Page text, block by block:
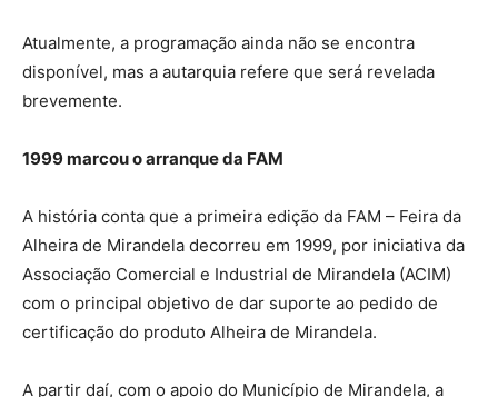
Atualmente, a programação ainda não se encontra
disponível, mas a autarquia refere que será revelada
brevemente.
1999 marcou o arranque da FAM
A história conta que a primeira edição da FAM – Feira da
Alheira de Mirandela decorreu em 1999, por iniciativa da
Associação Comercial e Industrial de Mirandela (ACIM)
com o principal objetivo de dar suporte ao pedido de
certificação do produto Alheira de Mirandela.
A partir daí, com o apoio do Município de Mirandela, a